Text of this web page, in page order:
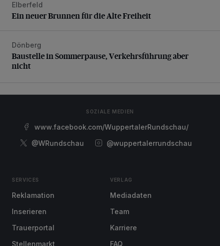
Ein neuer Brunnen für die Alte Freiheit
Elberfeld
Ein neuer Brunnen für die Alte Freiheit
Baustelle in Sommerpause, Verkehrsführung aber nicht
Dönberg
Baustelle in Sommerpause, Verkehrsführung aber
nicht
SOZIALE MEDIEN
www.facebook.com/WuppertalerRundschau/
@WRundschau
@wuppertalerrundschau
SERVICES
Reklamation
Inserieren
Trauerportal
Stellenmarkt
VERLAG
Mediadaten
Team
Karriere
FAQ